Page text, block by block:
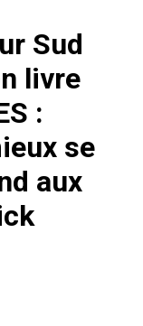
Sud
livre
:
se
aux